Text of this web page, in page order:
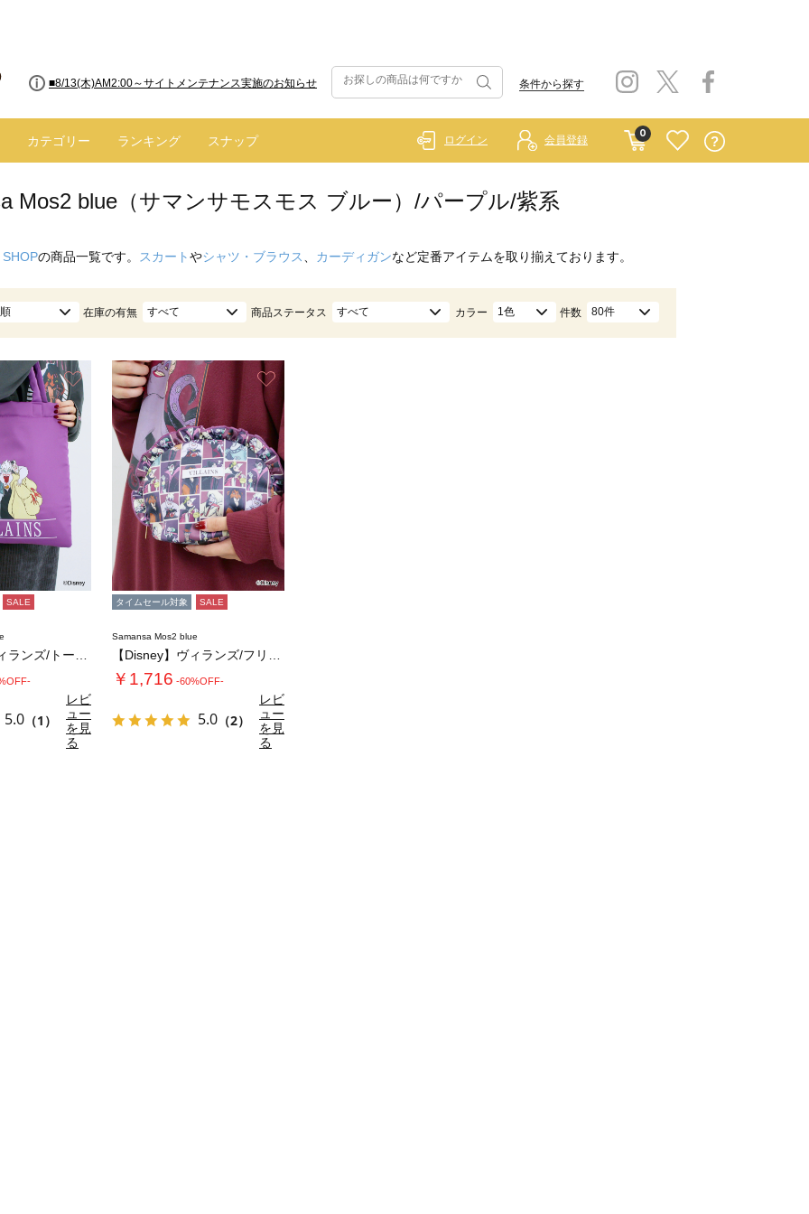
■8/13(木)AM2:00～サイトメンテナンス実施のお知らせ 条件から探す
カテゴリー ランキング スナップ
0
ログイン 会員登録
Mos2 blue（サマンサモスモス ブルー）/パープル/紫系
の商品一覧です。 スカートやシャツ・ブラウス カーディガンなど定番アイテムを取り揃えております。
在庫の有無 すべて 商品ステータス すべて カラー 1色 件数 80件
お気に入り
SALE
5.0 （1）
レビ
ュー
を見
る
タイムセール対象 SALE
Samansa Mos2 blue
￥1,716 -60%OFF-
5.0 （2）
レビ
ュー
を見
る